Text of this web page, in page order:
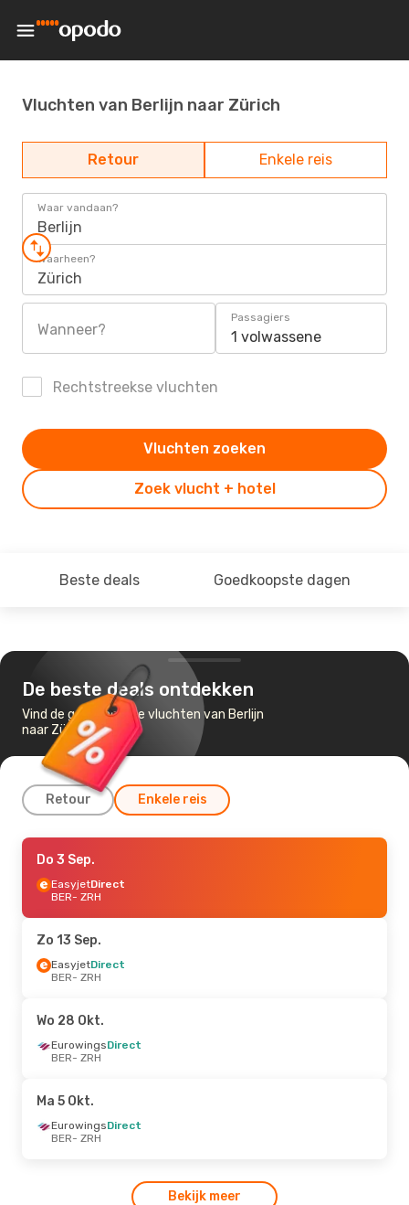
Vluchten van Berlijn naar Zürich
Retour Enkele reis
Waar vandaan?
Berlijn
Waarheen?
Zürich
Wanneer?
Passagiers
1 volwassene
Rechtstreekse vluchten
Zoek vlucht + hotel
Vluchten zoeken
Beste deals Goedkoopste dagen
De beste deals ontdekken
Vind de goedkoopste vluchten van Berlijn
naar Zürich
Retour Enkele reis
Do 3 Sep.
EasyjetDirect
BER- ZRH
ZRH- BER
Vr 28 Aug.- Zo 30 Aug.
Eurowings
ZRH- BER
Do 3 Sep.
EasyjetDirect
BER- ZRH
Zo 13 Sep.
EasyjetDirect
BER- ZRH
Wo 28 Okt.
EurowingsDirect
BER- ZRH
Ma 5 Okt.
EurowingsDirect
BER- ZRH
Bekijk meer